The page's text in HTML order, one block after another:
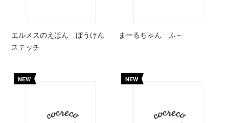
エルメスのえほん ぼうけん
ステッチ
まーるちゃん ふ～
NEW NEW